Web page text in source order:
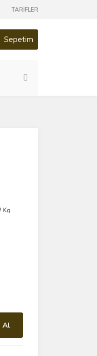
TARİFLER
Sepetim
Kg
Al